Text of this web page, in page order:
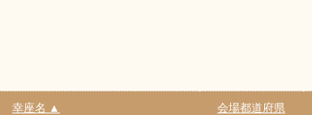
幸座名 ▲ 会場都道府県